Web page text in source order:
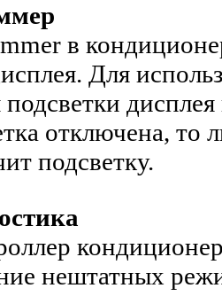
в
Для
отключена, то
подсветку.
нештатных